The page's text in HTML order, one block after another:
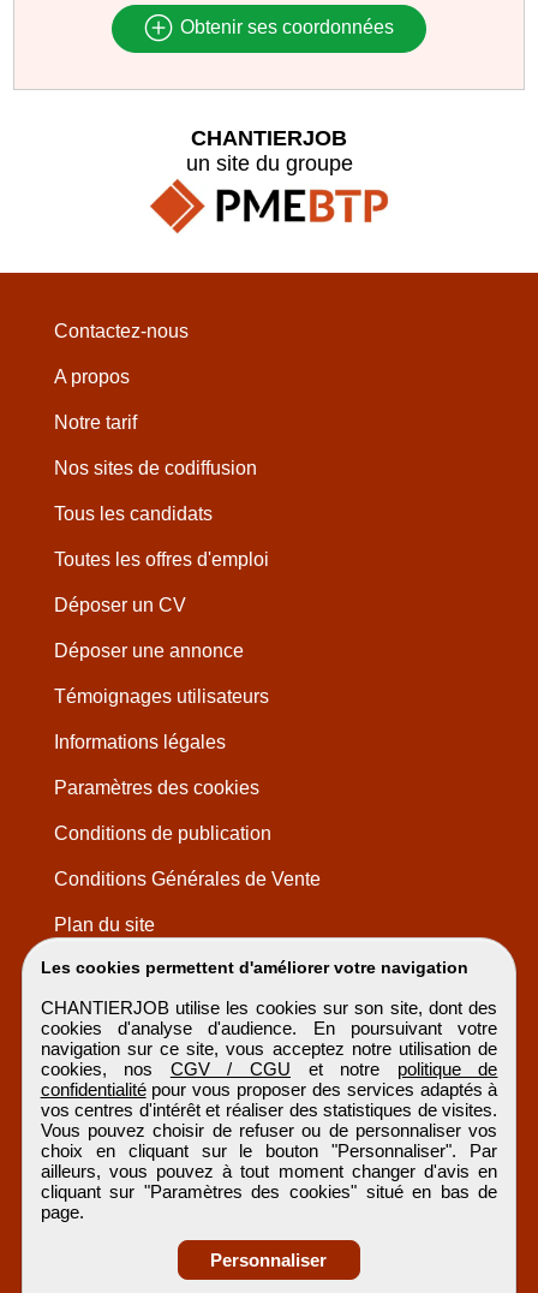
Obtenir ses coordonnées
Les cookies permettent d'améliorer votre navigation
CHANTIERJOB utilise les cookies sur son site, dont des
cookies d'analyse d'audience. En poursuivant votre
navigation sur ce site, vous acceptez notre utilisation de
cookies, nos CGV / CGU et notre politique de
confidentialitépour vous proposer des services adaptés à
vos centres d'intérêt et réaliser des statistiques de visites.
Vous pouvez choisir de refuser ou de personnaliser vos
choix en cliquant sur le bouton "Personnaliser". Par
ailleurs, vous pouvez à tout moment changer d'avis en
cliquant sur "Paramètres des cookies" situé en bas de
page.
Personnaliser
CHANTIERJOB
un site du groupe
Contactez-nous
A propos
Notre tarif
Nos sites de codiffusion
Tous les candidats
Toutes les offres d'emploi
Déposer un CV
Déposer une annonce
Témoignages utilisateurs
Informations légales
Paramètres des cookies
Conditions de publication
Conditions Générales de Vente
Plan du site